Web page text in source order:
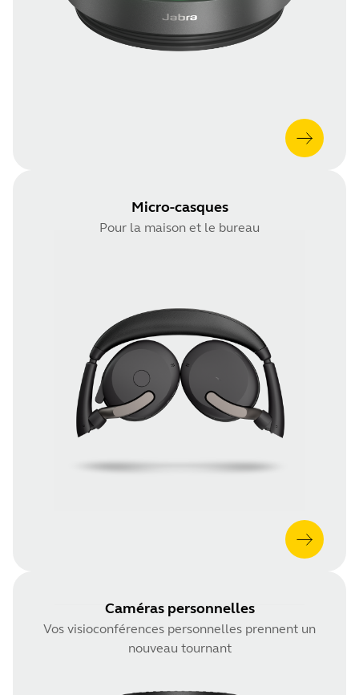
Micro-casques
Pour la maison et le bureau
Caméras personnelles
Vos visioconférences personnelles prennent un
nouveau tournant